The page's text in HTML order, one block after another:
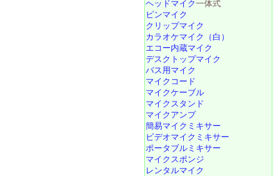
ヘッドマイク一体式
ピンマイク
クリップマイク
カラオケマイク（白）
エコー内蔵マイク
デスクトップマイク
バス用マイク
マイクコード
マイクケーブル
マイクスタンド
マイクアンプ
簡易マイクミキサー
ビデオマイクミキサー
ポータブルミキサー
マイクスポンジ
レンタルマイク